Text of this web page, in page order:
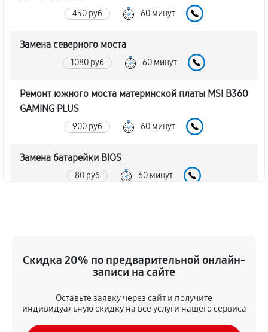
450 руб 60 минут
Замена северного моста
1080 руб 60 минут
Ремонт южного моста материнской платы MSI B360
GAMING PLUS
900 руб 60 минут
Замена батарейки BIOS
80 руб 60 минут
Скидка 20% по предварительной онлайн-
записи на сайте
Оставьте заявку через сайт и получите
индивидуальную скидку на все услуги нашего сервиса